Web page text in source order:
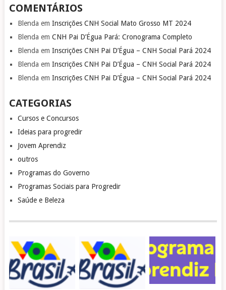
COMENTÁRIOS
Blenda em Inscrições CNH Social Mato Grosso MT 2024
Blenda em CNH Pai D’Égua Pará: Cronograma Completo
Blenda em Inscrições CNH Pai D’Égua – CNH Social Pará 2024
Blenda em Inscrições CNH Pai D’Égua – CNH Social Pará 2024
Blenda em Inscrições CNH Pai D’Égua – CNH Social Pará 2024
CATEGORIAS
Cursos e Concursos
Ideias para progredir
Jovem Aprendiz
outros
Programas do Governo
Programas Sociais para Progredir
Saúde e Beleza